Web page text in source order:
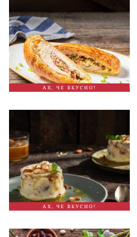
АХ, ЧЕ ВКУСНО!
АХ, ЧЕ ВКУСНО!